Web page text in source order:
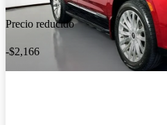
Precio reducido
-$2,166